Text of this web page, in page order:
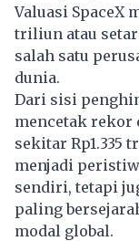
Valuasi SpaceX
triliun atau
salah satu
dunia.
Dari sisi
mencetak rekor
sekitar Rp1.335
menjadi
sendiri, tetapi
paling
modal global.